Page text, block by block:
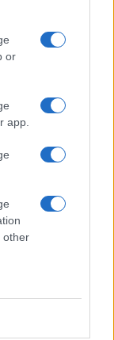
or
app.
other